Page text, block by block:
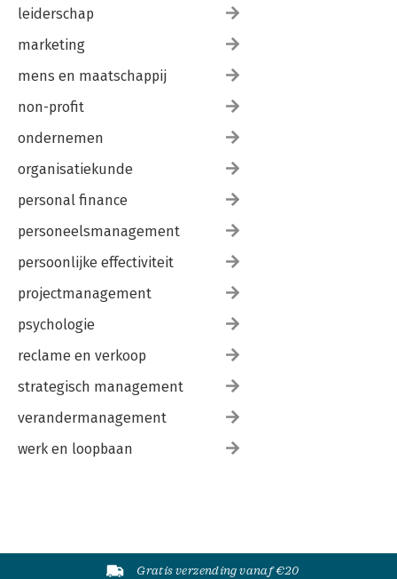
leiderschap
marketing
mens en maatschappij
non-profit
ondernemen
organisatiekunde
personal finance
personeelsmanagement
persoonlijke effectiviteit
projectmanagement
psychologie
reclame en verkoop
strategisch management
verandermanagement
werk en loopbaan
Gratis verzending vanaf €20